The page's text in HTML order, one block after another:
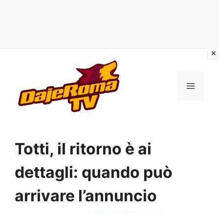
contenuto
MENU
Totti, il ritorno è ai
dettagli: quando può
arrivare l’annuncio